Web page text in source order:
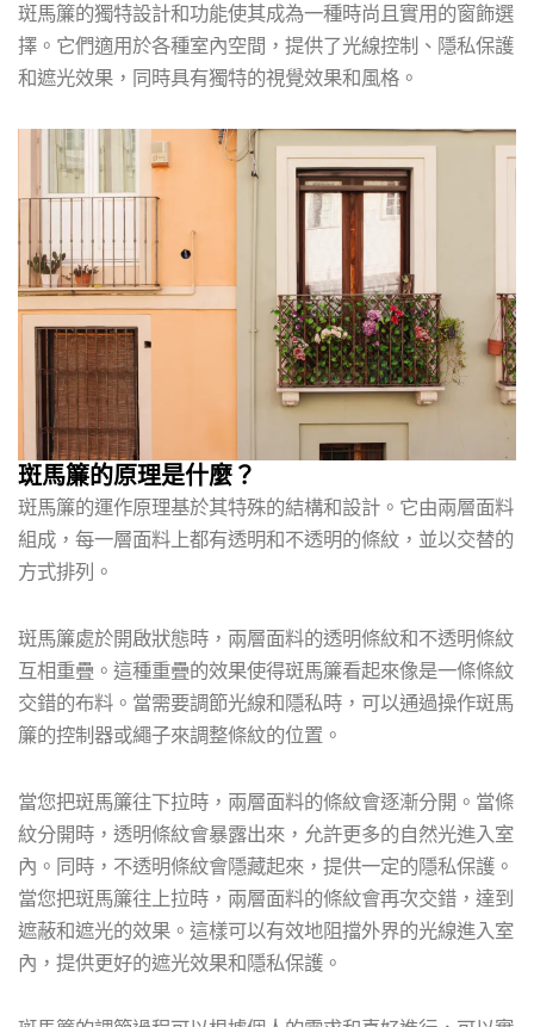
斑馬簾的獨特設計和功能使其成為一種時尚且實用的窗飾選
擇。它們適用於各種室內空間，提供了光線控制、隱私保護
和遮光效果，同時具有獨特的視覺效果和風格。
斑馬簾的原理是什麼？
斑馬簾的運作原理基於其特殊的結構和設計。它由兩層面料
組成，每一層面料上都有透明和不透明的條紋，並以交替的
方式排列。
斑馬簾處於開啟狀態時，兩層面料的透明條紋和不透明條紋
互相重疊。這種重疊的效果使得斑馬簾看起來像是一條條紋
交錯的布料。當需要調節光線和隱私時，可以通過操作斑馬
簾的控制器或繩子來調整條紋的位置。
當您把斑馬簾往下拉時，兩層面料的條紋會逐漸分開。當條
紋分開時，透明條紋會暴露出來，允許更多的自然光進入室
內。同時，不透明條紋會隱藏起來，提供一定的隱私保護。
當您把斑馬簾往上拉時，兩層面料的條紋會再次交錯，達到
遮蔽和遮光的效果。這樣可以有效地阻擋外界的光線進入室
內，提供更好的遮光效果和隱私保護。